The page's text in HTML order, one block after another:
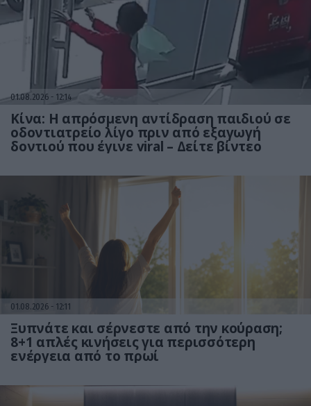
01.08.2026 12:14
Κίνα: Η απρόσμενη αντίδραση παιδιού σε
οδοντιατρείο λίγο πριν από εξαγωγή
δοντιού που έγινε viral – Δείτε βίντεο
01.08.2026 12:11
Ξυπνάτε και σέρνεστε από την κούραση;
8+1 απλές κινήσεις για περισσότερη
ενέργεια από το πρωί